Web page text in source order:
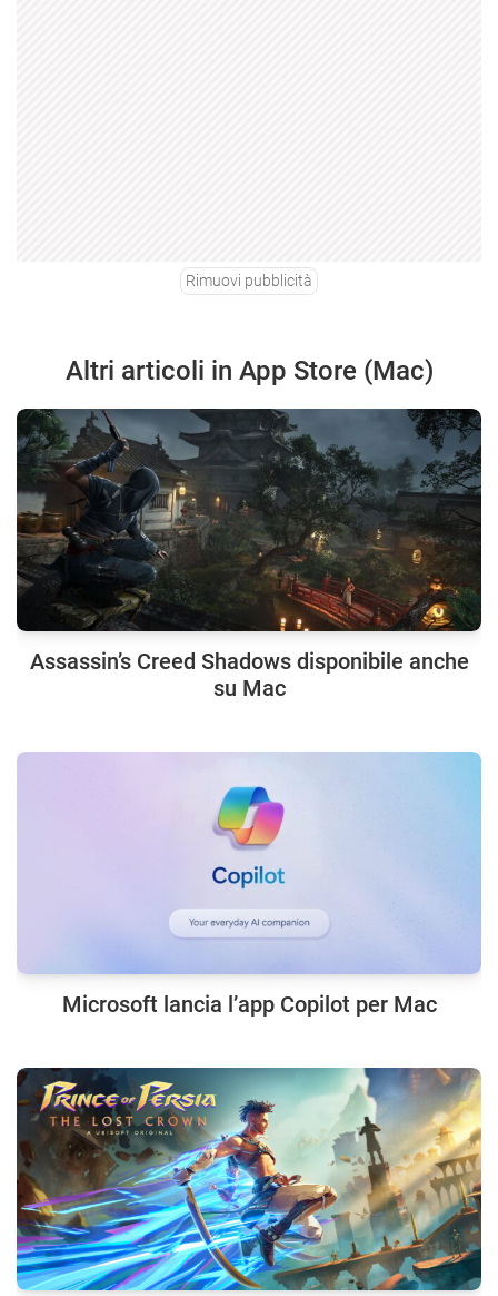
Rimuovi pubblicità
Altri articoli in App Store (Mac)
Assassin’s Creed Shadows disponibile anche
su Mac
Microsoft lancia l’app Copilot per Mac